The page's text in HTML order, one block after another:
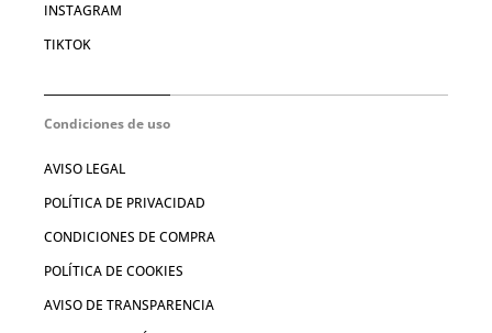
INSTAGRAM
TIKTOK
Condiciones de uso
AVISO LEGAL
POLÍTICA DE PRIVACIDAD
CONDICIONES DE COMPRA
POLÍTICA DE COOKIES
AVISO DE TRANSPARENCIA